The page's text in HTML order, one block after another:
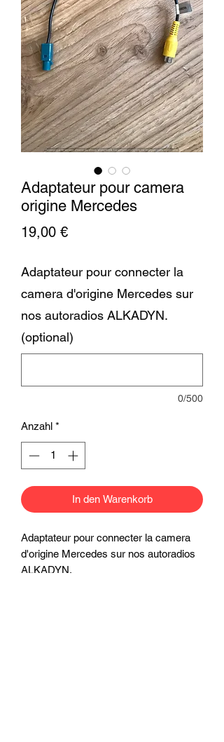
Adaptateur pour camera
origine Mercedes
19,00 €Preis
Adaptateur pour connecter la
camera d'origine Mercedes sur
nos autoradios ALKADYN.
(optional)
0/500
Anzahl *
In den Warenkorb
Adaptateur pour connecter la camera
d'origine Mercedes sur nos autoradios
ALKADYN.